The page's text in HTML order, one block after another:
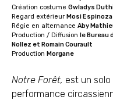
Création costume Gwladys
Regard extérieur Mosi Espinoza
Régie en alternance Aby
Production / Diffusion le Bureau
Nollez et Romain Courault
Production Morgane
Notre Forêt, est un
performance